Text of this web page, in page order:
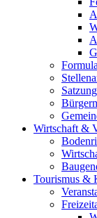
Wirtschaft &
Tourismus &